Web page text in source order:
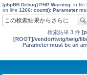
[phpBB Debug] PHP Warning: in file
on line 1266: count(): Parameter
検索結果 3 件
[ROOT]/vendor/twig/twig/
Parameter must be an